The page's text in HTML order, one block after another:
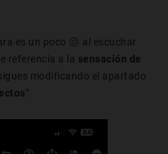
es un poco 😕 al escuchar
referencia a la sensación de
modificando el apartado
”.